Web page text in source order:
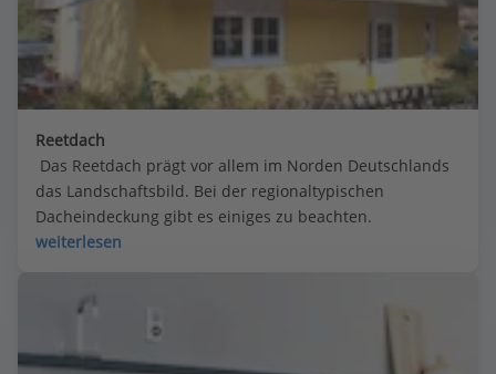
Reetdach
Das Reetdach prägt vor allem im Norden Deutschlands
das Landschaftsbild. Bei der regionaltypischen
Dacheindeckung gibt es einiges zu beachten.
weiterlesen